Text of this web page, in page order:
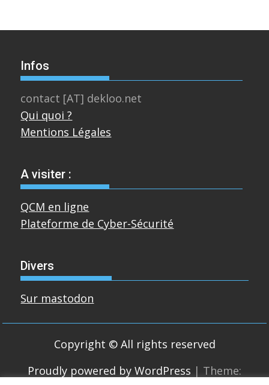
Infos
contact [AT] dekloo.net
Qui quoi ?
Mentions Légales
A visiter :
QCM en ligne
Plateforme de Cyber-Sécurité
Divers
Sur mastodon
Copyright © All rights reserved
Proudly powered by WordPress | Theme: